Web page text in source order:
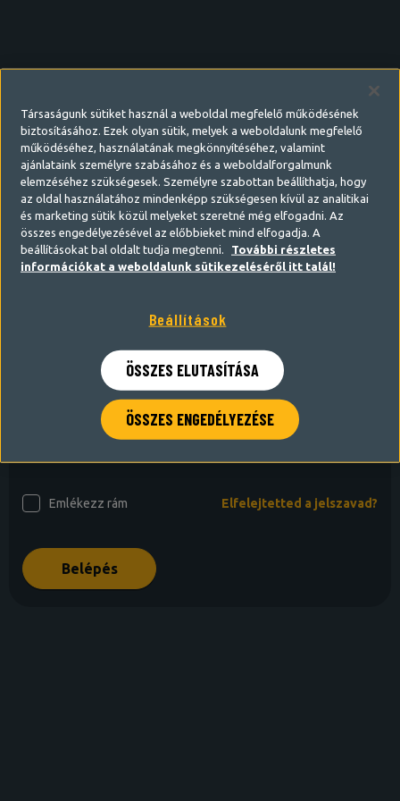
Regisztráció
Felhasználónév
Emlékezz rám Elfelejtetted a jelszavad?
Belépés
Társaságunk sütiket használ a weboldal megfelelő működésének
biztosításához. Ezek olyan sütik, melyek a weboldalunk megfelelő
működéséhez, használatának megkönnyítéséhez, valamint
ajánlataink személyre szabásához és a weboldalforgalmunk
elemzéséhez szükségesek. Személyre szabottan beállíthatja, hogy
az oldal használatához mindenképp szükségesen kívül az analitikai
és marketing sütik közül melyeket szeretné még elfogadni. Az
összes engedélyezésével az előbbieket mind elfogadja. A
beállításokat bal oldalt tudja megtenni.
További részletes
információkat a weboldalunk sütikezeléséről itt talál!
Beállítások
ÖSSZES ELUTASÍTÁSA
ÖSSZES ENGEDÉLYEZÉSE